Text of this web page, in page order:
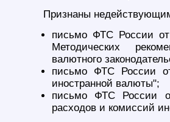
Признаны
письмо ФТС России
Методических
валютного
письмо ФТС России
иностранной валюты";
письмо ФТС России
расходов и комиссий